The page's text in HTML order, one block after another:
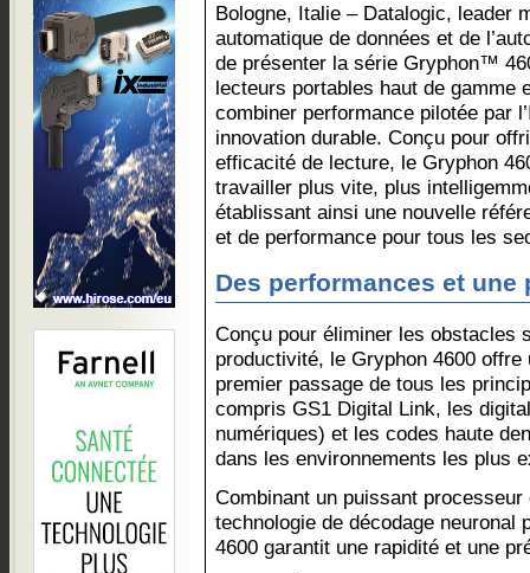
Bologne, Italie – Datalogic, leader
automatique de données et de
de présenter la série Gryphon™
lecteurs portables haut de gamme
combiner performance pilotée par
innovation durable. Conçu pour
efficacité de lecture, le Gryphon
travailler plus vite, plus
établissant ainsi une nouvelle
et de performance pour tous les
Des performances et
Conçu pour éliminer les obstacles
productivité, le Gryphon 4600
premier passage de tous les
compris GS1 Digital Link, les
numériques) et les codes haute
dans les environnements les plus
Combinant un puissant
technologie de décodage neuronal
4600 garantit une rapidité et une